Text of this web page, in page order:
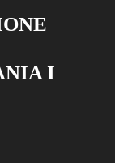
I